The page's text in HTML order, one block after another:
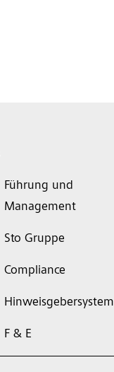
Führung und
Management
Sto Gruppe
Compliance
Hinweisgebersystem
F & E